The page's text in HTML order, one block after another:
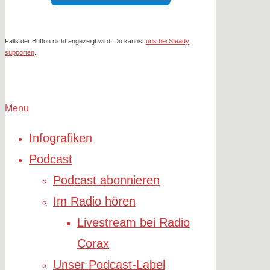
Falls der Button nicht angezeigt wird: Du kannst uns bei Steady
supporten
Menu
Infografiken
Podcast
Podcast abonnieren
Im Radio hören
Livestream bei Radio
Corax
Unser Podcast-Label